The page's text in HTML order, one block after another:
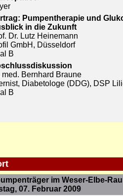
Pumpentherapie und
in die Zukunft
Dr. Lutz Heinemann
GmbH, Düsseldorf
B
med. Bernhard Braune
Diabetologe (DDG), DSP
B
im Weser-Elbe-
07. Februar 2009